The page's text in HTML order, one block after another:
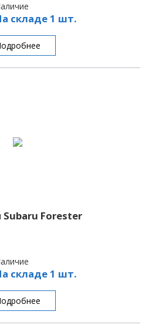
складе 1 шт.
Forester
складе 1 шт.